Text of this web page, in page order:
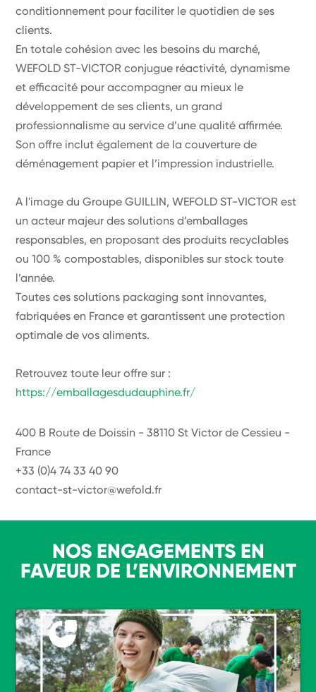
conditionnement pour faciliter le quotidien de ses
clients.
En totale cohésion avec les besoins du marché,
WEFOLD ST-VICTOR conjugue réactivité, dynamisme
et efficacité pour accompagner au mieux le
développement de ses clients, un grand
professionnalisme au service d’une qualité affirmée.
Son offre inclut également de la couverture de
déménagement papier et l’impression industrielle.
A l'image du Groupe GUILLIN, WEFOLD ST-VICTOR est
un acteur majeur des solutions d’emballages
responsables, en proposant des produits recyclables
ou 100 % compostables, disponibles sur stock toute
l’année.
Toutes ces solutions packaging sont innovantes,
fabriquées en France et garantissent une protection
optimale de vos aliments.
Retrouvez toute leur offre sur :
https://emballagesdudauphine.fr/
400 B Route de Doissin - 38110 St Victor de Cessieu -
France
+33 (0)4 74 33 40 90
contact-st-victor@wefold.fr
NOS ENGAGEMENTS EN
FAVEUR DE L’ENVIRONNEMENT